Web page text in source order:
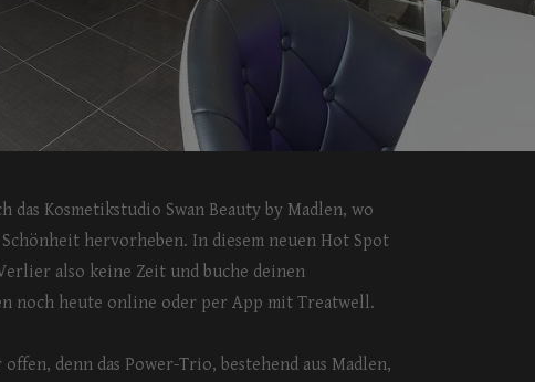
das Kosmetikstudio Swan Beauty by Madlen, wo
hervorheben. In diesem neuen Hot Spot
also keine Zeit und buche deinen
noch heute online oder per App mit Treatwell.
denn das Power-Trio, bestehend aus Madlen,